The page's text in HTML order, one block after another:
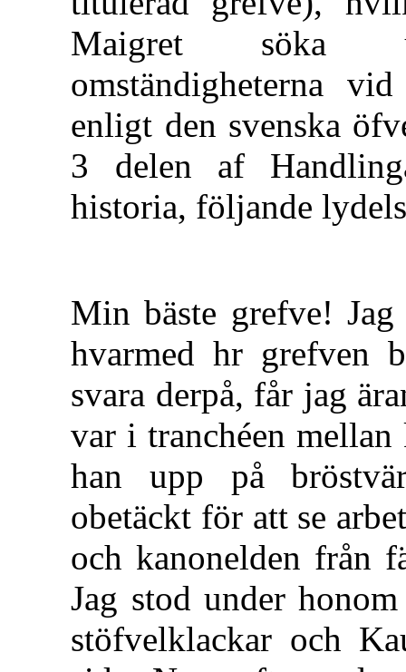
Maigret söka
omständigheterna
enligt den svenska
3 delen af
historia, följande
Min bäste grefve!
hvarmed hr grefven
svara derpå, får jag
var i tranchéen
han upp på
obetäckt för att se
och kanonelden från
Jag stod under
stöfvelklackar och